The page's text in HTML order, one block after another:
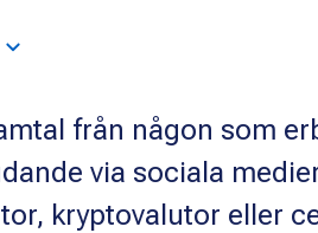
från någon som
via sociala
kryptovalutor eller